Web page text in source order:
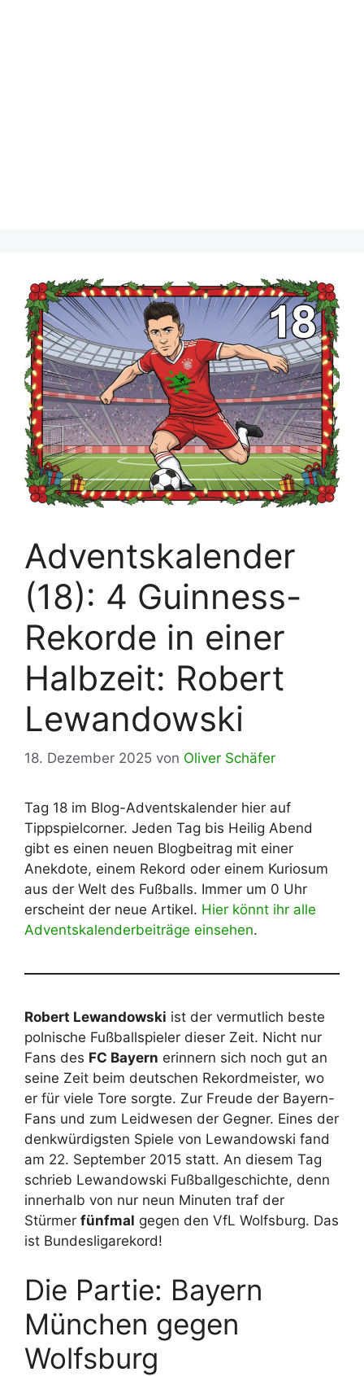
Adventskalender
(18): 4 Guinness-
Rekorde in einer
Halbzeit: Robert
Lewandowski
18. Dezember 2025 von Oliver Schäfer
Tag 18 im Blog-Adventskalender hier auf
Tippspielcorner. Jeden Tag bis Heilig Abend
gibt es einen neuen Blogbeitrag mit einer
Anekdote, einem Rekord oder einem Kuriosum
aus der Welt des Fußballs. Immer um 0 Uhr
erscheint der neue Artikel. Hier könnt ihr alle
Adventskalenderbeiträge einsehen.
Robert Lewandowski ist der vermutlich beste
polnische Fußballspieler dieser Zeit. Nicht nur
Fans des FC Bayern erinnern sich noch gut an
seine Zeit beim deutschen Rekordmeister, wo
er für viele Tore sorgte. Zur Freude der Bayern-
Fans und zum Leidwesen der Gegner. Eines der
denkwürdigsten Spiele von Lewandowski fand
am 22. September 2015 statt. An diesem Tag
schrieb Lewandowski Fußballgeschichte, denn
innerhalb von nur neun Minuten traf der
Stürmer fünfmal gegen den VfL Wolfsburg. Das
ist Bundesligarekord!
Die Partie: Bayern
München gegen
Wolfsburg